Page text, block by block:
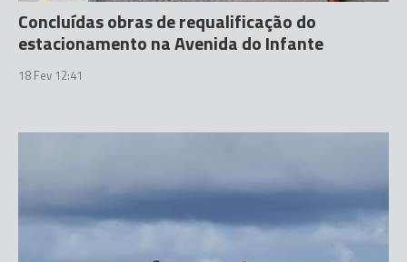
Concluídas obras de requalificação do
estacionamento na Avenida do Infante
18 Fev 12:41